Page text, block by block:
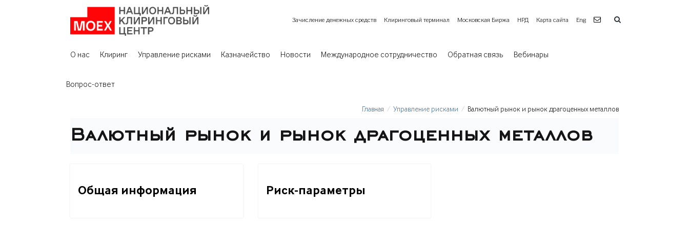
Зачисление денежных средств Клиринговый терминал Московская Биржа НРД Карта сайта Eng
О нас Клиринг Управление рисками Казначейство Новости Международное сотрудничество Обратная связь Вебинары
Вопрос-ответ
Главная Управление рисками Валютный рынок и рынок драгоценных металлов
Валютный рынок и рынок драгоценных металлов
Общая информация Риск-параметры